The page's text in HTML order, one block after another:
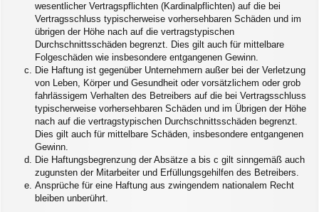
wesentlicher Vertragspflichten (Kardinalpflichten) auf die bei
Vertragsschluss typischerweise vorhersehbaren Schäden und im
übrigen der Höhe nach auf die vertragstypischen
Durchschnittsschäden begrenzt. Dies gilt auch für mittelbare
Folgeschäden wie insbesondere entgangenen Gewinn.
Die Haftung ist gegenüber Unternehmern außer bei der Verletzung
von Leben, Körper und Gesundheit oder vorsätzlichem oder grob
fahrlässigem Verhalten des Betreibers auf die bei Vertragsschluss
typischerweise vorhersehbaren Schäden und im Übrigen der Höhe
nach auf die vertragstypischen Durchschnittsschäden begrenzt.
Dies gilt auch für mittelbare Schäden, insbesondere entgangenen
Gewinn.
Die Haftungsbegrenzung der Absätze a bis c gilt sinngemäß auch
zugunsten der Mitarbeiter und Erfüllungsgehilfen des Betreibers.
Ansprüche für eine Haftung aus zwingendem nationalem Recht
bleiben unberührt.